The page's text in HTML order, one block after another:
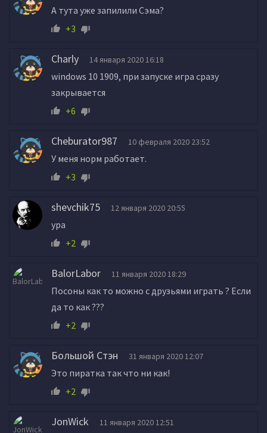
А тута уже запилили Сэма?
+3
Charly 14 января 2020 16:18
windows 10 1909, при запуске игра сразу
закрывается
+6
Cheburator987 10 февраля 2020 23:52
У меня норм работает.
+3
shevchik75 12 января 2020 20:55
ура
+2
BalorLabor 11 января 2020 18:29
Посоны как то можно с друзьями играть ? Если
да то как ???
+2
Большой Стэн 31 января 2020 12:07
Это пиратка так что ни как!
+2
JonWick 11 января 2020 12:51